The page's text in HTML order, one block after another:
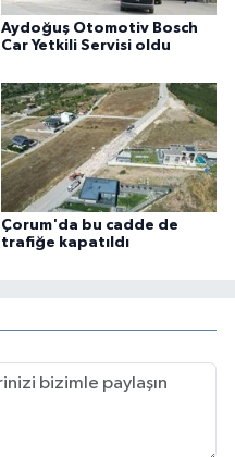
Aydoğuş Otomotiv Bosch
Car Yetkili Servisi oldu
Çorum'da bu cadde de
trafiğe kapatıldı